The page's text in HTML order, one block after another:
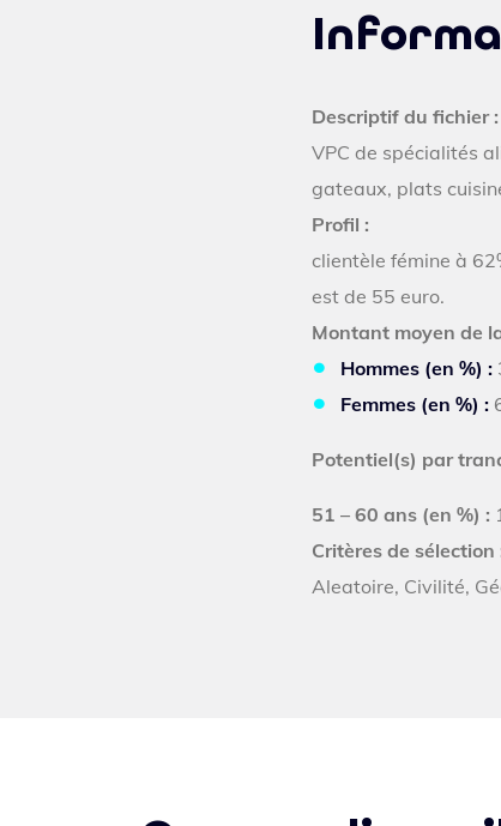
Descriptif du fichier :
VPC de spécialités
gateaux, plats
Profil :
clientèle fémine à
est de 55 euro.
Montant moyen de
Hommes (en %) :
Femmes (en %) :
Potentiel(s) par
51 – 60 ans (en %) :
Critères de sélection
Aleatoire, Civilité,